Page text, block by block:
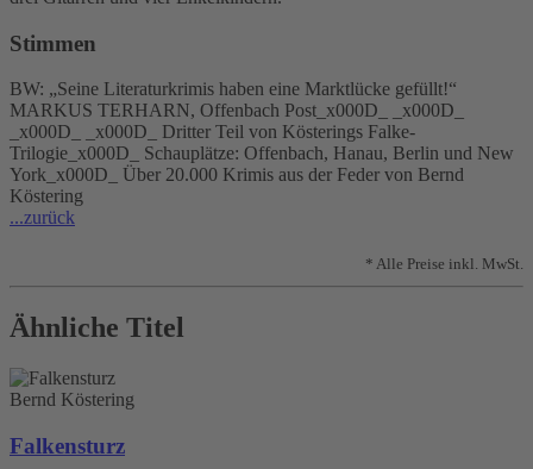
Stimmen
BW: „Seine Literaturkrimis haben eine Marktlücke gefüllt!“
MARKUS TERHARN, Offenbach Post_x000D_ _x000D_
_x000D_ _x000D_ Dritter Teil von Kösterings Falke-
Trilogie_x000D_ Schauplätze: Offenbach, Hanau, Berlin und New
York_x000D_ Über 20.000 Krimis aus der Feder von Bernd
Köstering
...zurück
* Alle Preise inkl. MwSt.
Ähnliche Titel
Bernd Köstering
Falkensturz